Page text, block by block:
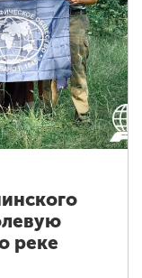
реке